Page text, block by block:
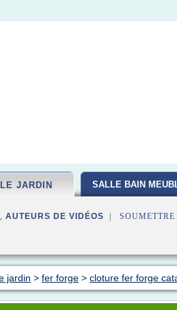
JARDIN SALLE BAIN
, AUTEURS DE VIDÉOS | SOUMETTRE
jardin > fer forge > cloture fer forge